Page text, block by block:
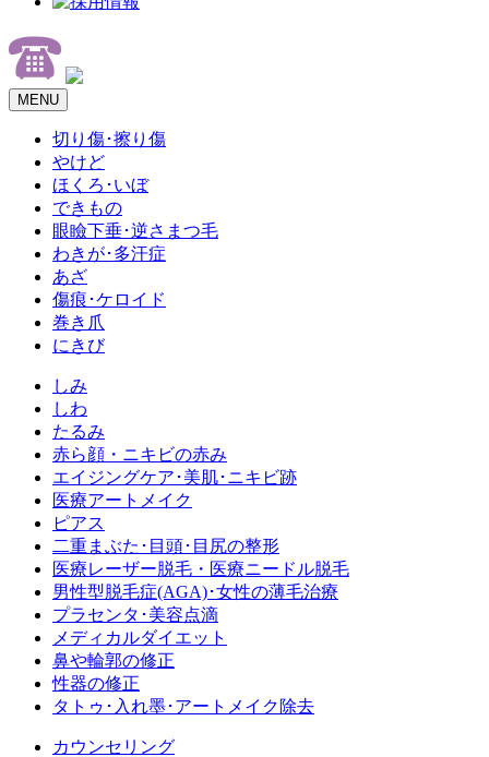
MENU
切り傷･擦り傷
やけど
ほくろ･いぼ
できもの
眼瞼下垂･逆さまつ毛
わきが･多汗症
あざ
傷痕･ケロイド
巻き爪
にきび
しみ
しわ
たるみ
赤ら顔・ニキビの赤み
エイジングケア･美肌･ニキビ跡
医療アートメイク
ピアス
二重まぶた･目頭･目尻の整形
医療レーザー脱毛・医療ニードル脱毛
男性型脱毛症(AGA)･女性の薄毛治療
プラセンタ･美容点滴
メディカルダイエット
鼻や輪郭の修正
性器の修正
タトゥ･入れ墨･アートメイク除去
カウンセリング